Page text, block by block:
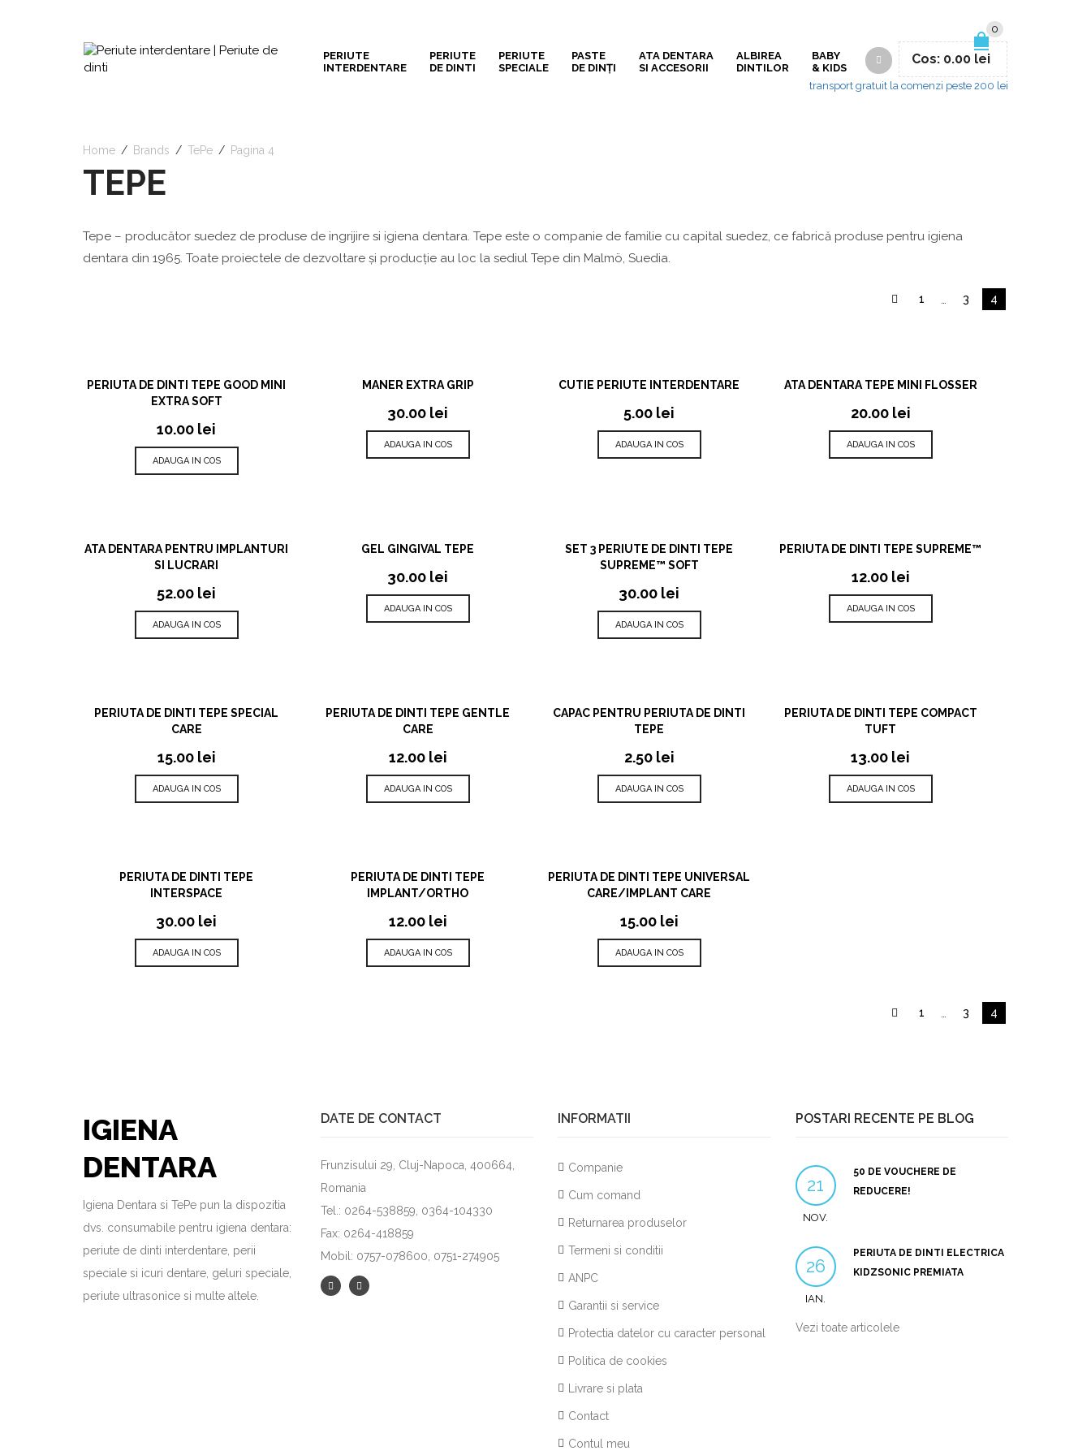
PERIUTE
INTERDENTARE
PERIUTE
DE DINTI
PERIUTE
SPECIALE
PASTE
DE DINȚI
ATA DENTARA
SI ACCESORII
ALBIREA
DINTILOR
BABY
& KIDS
0
Cos: 0.00 lei
transport gratuit la comenzi peste 200 lei
Home / Brands / TePe / Pagina 4
TEPE
Tepe – producător suedez de produse de ingrijire si igiena dentara. Tepe este o companie de familie cu capital suedez, ce fabrică produse pentru igiena
dentara din 1965. Toate proiectele de dezvoltare şi producţie au loc la sediul Tepe din Malmö, Suedia.
1 … 3 4
PERIUTA DE DINTI TEPE GOOD MINI
EXTRA SOFT
10.00 lei
ADAUGA IN COS
MANER EXTRA GRIP
30.00 lei
ADAUGA IN COS
CUTIE PERIUTE INTERDENTARE
5.00 lei
ADAUGA IN COS
ATA DENTARA TEPE MINI FLOSSER
20.00 lei
ADAUGA IN COS
ATA DENTARA PENTRU IMPLANTURI
SI LUCRARI
52.00 lei
ADAUGA IN COS
GEL GINGIVAL TEPE
30.00 lei
ADAUGA IN COS
SET 3 PERIUTE DE DINTI TEPE
SUPREME™ SOFT
30.00 lei
ADAUGA IN COS
PERIUTA DE DINTI TEPE SUPREME™
12.00 lei
ADAUGA IN COS
PERIUTA DE DINTI TEPE SPECIAL
CARE
15.00 lei
ADAUGA IN COS
PERIUTA DE DINTI TEPE GENTLE
CARE
12.00 lei
ADAUGA IN COS
CAPAC PENTRU PERIUTA DE DINTI
TEPE
2.50 lei
ADAUGA IN COS
PERIUTA DE DINTI TEPE COMPACT
TUFT
13.00 lei
ADAUGA IN COS
PERIUTA DE DINTI TEPE
INTERSPACE
30.00 lei
ADAUGA IN COS
PERIUTA DE DINTI TEPE
IMPLANT/ORTHO
12.00 lei
ADAUGA IN COS
PERIUTA DE DINTI TEPE UNIVERSAL
CARE/IMPLANT CARE
15.00 lei
ADAUGA IN COS
1 … 3 4
IGIENA
DENTARA
Igiena Dentara si TePe pun la dispozitia
dvs. consumabile pentru igiena dentara:
periute de dinti interdentare, perii
speciale si icuri dentare, geluri speciale,
periute ultrasonice si multe altele.
DATE DE CONTACT
Frunzisului 29, Cluj-Napoca, 400664,
Romania
Tel.: 0264-538859, 0364-104330
Fax: 0264-418859
Mobil: 0757-078600, 0751-274905
INFORMATII
Companie
Cum comand
Returnarea produselor
Termeni si conditii
ANPC
Garantii si service
Protectia datelor cu caracter personal
Politica de cookies
Livrare si plata
Contact
Contul meu
POSTARI RECENTE PE BLOG
21
NOV.
50 DE VOUCHERE DE
REDUCERE!
26
IAN.
PERIUTA DE DINTI ELECTRICA
KIDZSONIC PREMIATA
Vezi toate articolele